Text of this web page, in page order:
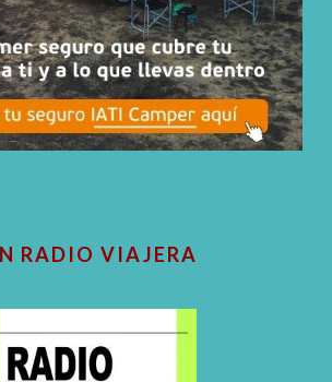
RADIO VIAJERA